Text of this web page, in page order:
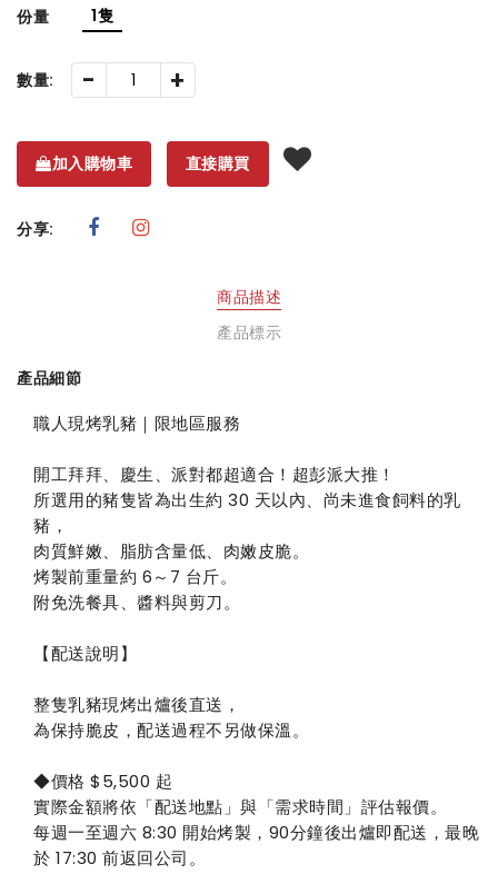
份量
1隻
數量: - +
加入購物車 直接購買
分享:
商品描述
產品標示
產品細節
職人現烤乳豬｜限地區服務
開工拜拜、慶生、派對都超適合！超彭派大推！
所選用的豬隻皆為出生約 30 天以內、尚未進食飼料的乳
豬，
肉質鮮嫩、脂肪含量低、肉嫩皮脆。
烤製前重量約 6～7 台斤。
附免洗餐具、醬料與剪刀。
【配送說明】
整隻乳豬現烤出爐後直送，
為保持脆皮，配送過程不另做保溫。
◆價格 $5,500 起
實際金額將依「配送地點」與「需求時間」評估報價。
每週一至週六 8:30 開始烤製，90分鐘後出爐即配送，最晚
於 17:30 前返回公司。